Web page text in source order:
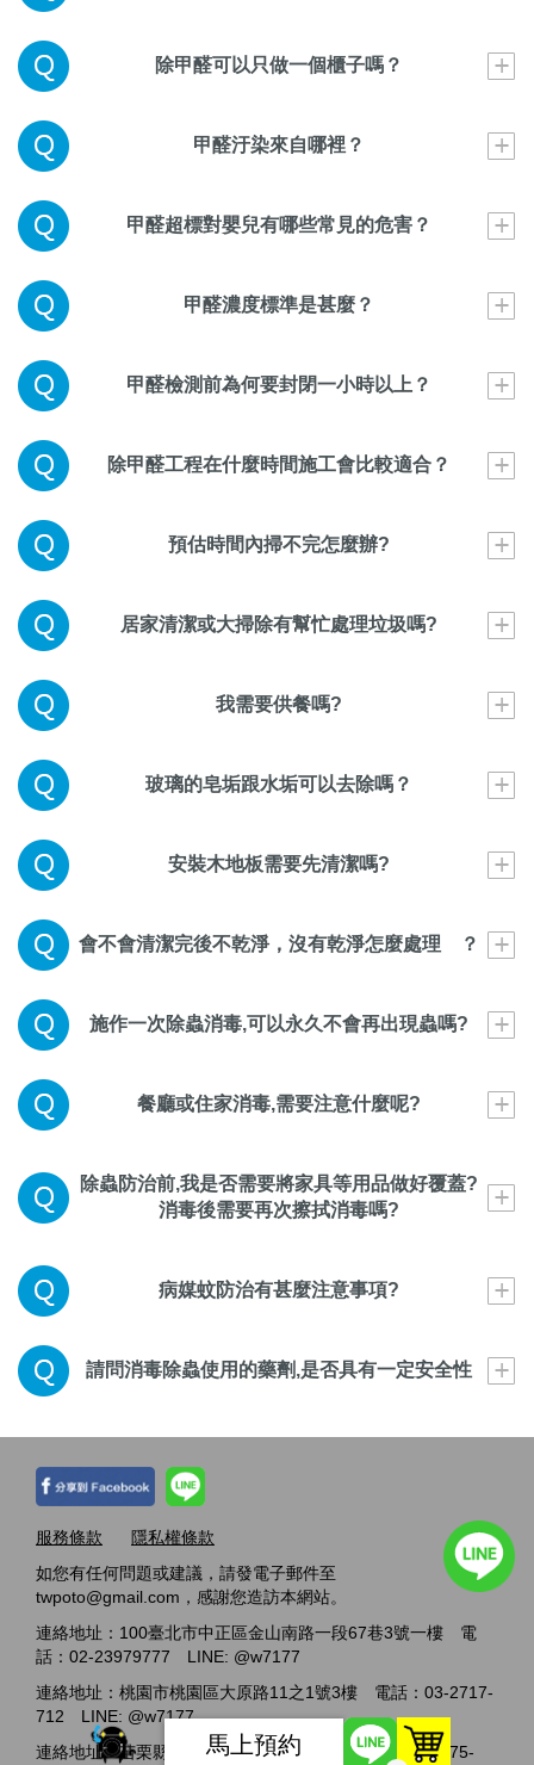
除甲醛可以只做一個櫃子嗎？
甲醛汙染來自哪裡？
甲醛超標對嬰兒有哪些常見的危害？
甲醛濃度標準是甚麼？
甲醛檢測前為何要封閉一小時以上？
除甲醛工程在什麼時間施工會比較適合？
預估時間內掃不完怎麼辦?
居家清潔或大掃除有幫忙處理垃圾嗎?
我需要供餐嗎?
玻璃的皂垢跟水垢可以去除嗎？
安裝木地板需要先清潔嗎?
會不會清潔完後不乾淨，沒有乾淨怎麼處理 ？
施作一次除蟲消毒,可以永久不會再出現蟲嗎?
餐廳或住家消毒,需要注意什麼呢?
除蟲防治前,我是否需要將家具等用品做好覆蓋?
消毒後需要再次擦拭消毒嗎?
病媒蚊防治有甚麼注意事項?
請問消毒除蟲使用的藥劑,是否具有一定安全性
馬上預約
服務條款
隱私權條款
如您有任何問題或建議，請發電子郵件至
twpoto@gmail.com，感謝您造訪本網站。
連絡地址：100臺北市中正區金山南路一段67巷3號一樓 電
話：02-23979777 LINE: @w7177
連絡地址：桃園市桃園區大原路11之1號3樓 電話：03-2717-
712 LINE: @w7177
連絡地址：苗栗縣竹南鎮科專六路1號1樓 電話：037-775-